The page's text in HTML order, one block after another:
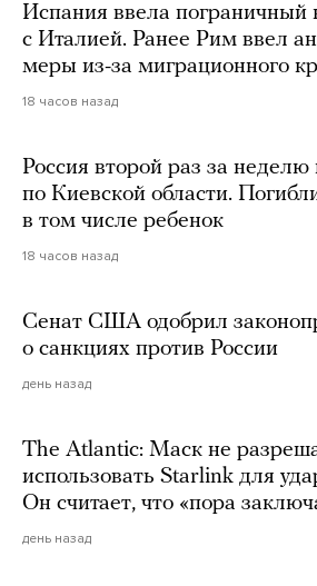
Испания ввела пограничный
с Италией. Ранее Рим ввел
меры из-за миграционного
18 часов назад
Россия второй раз за неделю
по Киевской области.
в том числе ребенок
18 часов назад
Сенат США одобрил
о санкциях против России
день назад
The Atlantic: Маск не
использовать Starlink для
Он считает, что «пора
день назад